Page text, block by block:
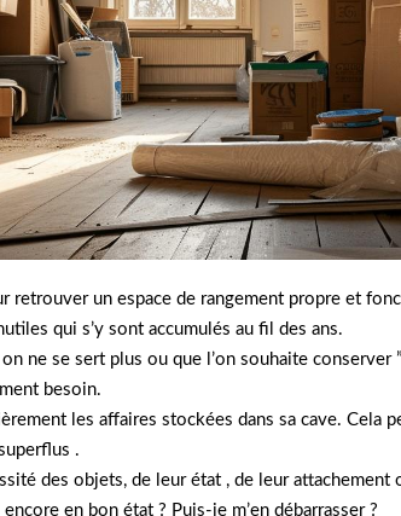
retrouver un espace de rangement propre et
qui s’y sont accumulés au fil des ans.
ne se sert plus ou que l’on souhaite conserver
besoin.
les affaires stockées dans sa cave. Cela
.
des objets, de leur état , de leur
en bon état ? Puis-je m’en débarrasser ?